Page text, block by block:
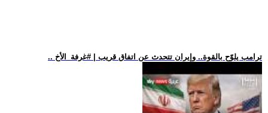
.. ترامب يلوّح بالقوة.. وإيران تتحدث عن اتفاق قريب | #غرفة_الأخ